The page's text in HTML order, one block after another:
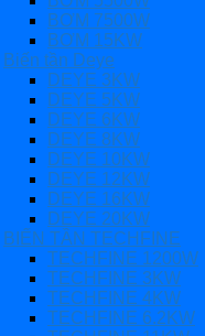
BƠM 7500W
BƠM 15KW
Biến tần Deye
DEYE 3KW
DEYE 5KW
DEYE 6KW
DEYE 8KW
DEYE 10KW
DEYE 12KW
DEYE 16KW
DEYE 20KW
BIẾN TẦN TECHFINE
TECHFINE 1200W
TECHFINE 3KW
TECHFINE 4KW
TECHFINE 6.2KW